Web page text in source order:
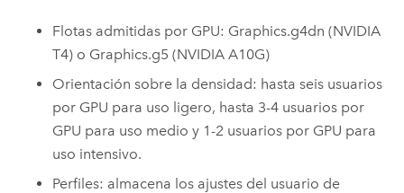
Flotas admitidas por GPU: Graphics.g4dn (NVIDIA
T4) o Graphics.g5 (NVIDIA A10G)
Orientación sobre la densidad: hasta seis usuarios
por GPU para uso ligero, hasta 3-4 usuarios por
GPU para uso medio y 1-2 usuarios por GPU para
uso intensivo.
Perfiles: almacena los ajustes del usuario de